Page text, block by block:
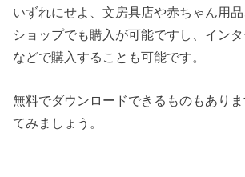
いずれにせよ、文房具店や赤ちゃん用
ショップでも購入が可能ですし、イン
などで購入することも可能です。
無料でダウンロードできるものもあり
てみましょう。